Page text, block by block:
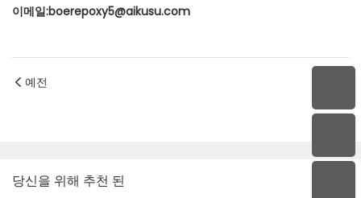
이메일:boerepoxy5@aikusu.com
예전
당신을 위해 추천 된